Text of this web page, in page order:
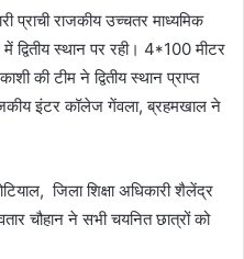
प्राची राजकीय उच्चतर माध्यमिक
द्वितीय स्थान पर रही। 4*100 मीटर
की टीम ने द्वितीय स्थान प्राप्त
इंटर कॉलेज गेंवला, ब्रहमखाल ने
जिला शिक्षा अधिकारी शैलेंद्र
चौहान ने सभी चयनित छात्रों को